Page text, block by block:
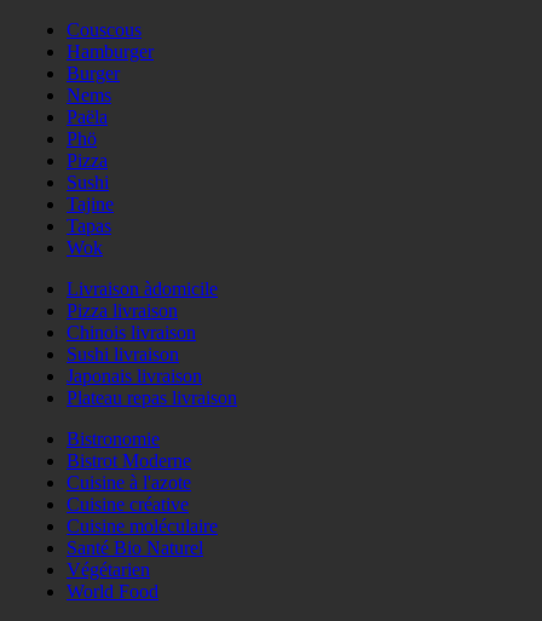
Couscous
Hamburger
Burger
Nems
Paëla
Phö
Pizza
Sushi
Tajine
Tapas
Wok
Livraison àdomicile
Pizza livraison
Chinois livraison
Sushi livraison
Japonais livraison
Plateau repas livraison
Bistronomie
Bistrot Moderne
Cuisine à l'azote
Cuisine créative
Cuisine moléculaire
Santé Bio Naturel
Végétarien
World Food